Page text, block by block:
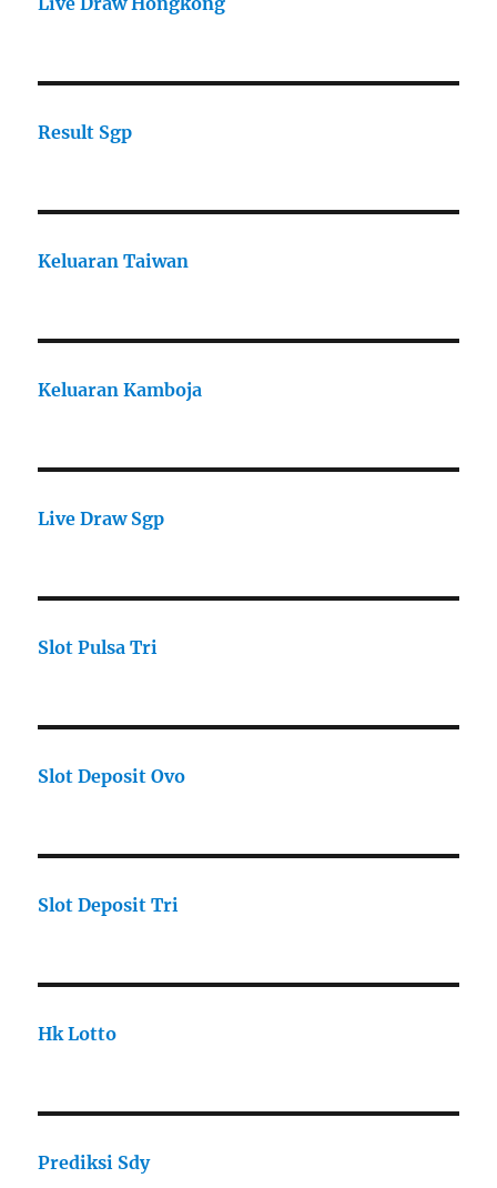
Result Sgp
Keluaran Taiwan
Keluaran Kamboja
Live Draw Sgp
Slot Pulsa Tri
Slot Deposit Ovo
Slot Deposit Tri
Hk Lotto
Prediksi Sdy